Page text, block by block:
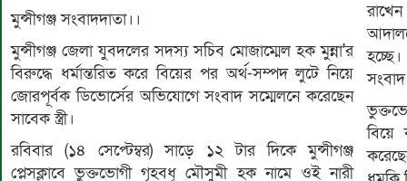
মুন্সীগঞ্জ সংবাদদাতা।।
মুন্সীগঞ্জ জেলা যুবদলের সদস্য সচিব মোজাম্মেল হক মুন্না'র
বিরুদ্ধে ধর্মান্তরিত করে বিয়ের পর অর্থ-সম্পদ লুটে নিয়ে
জোরপূর্বক ডিভোর্সের অভিযোগে সংবাদ সম্মেলনে করেছেন
সাবেক স্ত্রী।
রবিবার (১৪ সেপ্টেম্বর) সাড়ে ১২ টার দিকে মুন্সীগঞ্জ
প্লেসক্লাবে ভুক্তভোগী গৃহবধূ মৌসুমী হক নামে ওই নারী